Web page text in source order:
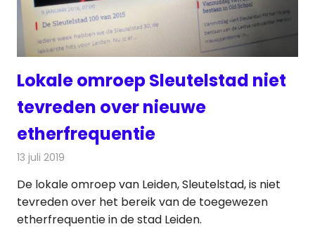
Lokale omroep Sleutelstad niet
tevreden over nieuwe
etherfrequentie
13 juli 2019
De lokale omroep van Leiden, Sleutelstad, is niet
tevreden over het bereik van de toegewezen
etherfrequentie in de stad Leiden.